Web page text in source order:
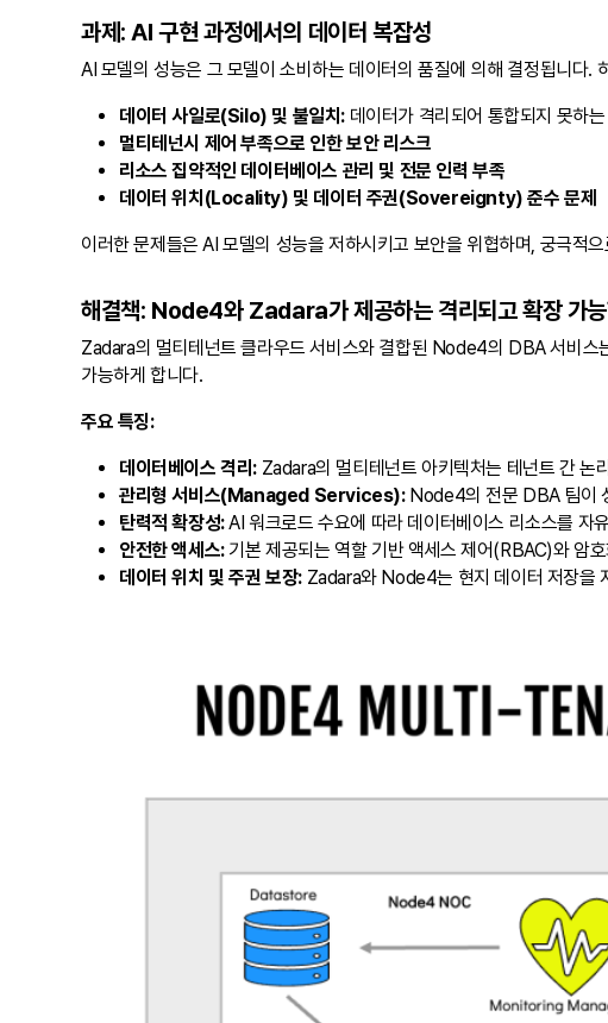
과제: AI 구현 과정에서의 데이터 복잡성
AI 모델의 성능은 그 모델이 소비하는 데이터의 품질에 의해 결정됩니다
데이터 사일로(Silo) 및 불일치: 데이터가 격리되어 통합되지 못하
멀티테넌시 제어 부족으로 인한 보안 리스크
리소스 집약적인 데이터베이스 관리 및 전문 인력 부족
데이터 위치(Locality) 및 데이터 주권(Sovereignty) 준수 문제
이러한 문제들은 AI 모델의 성능을 저하시키고 보안을 위협하며, 궁극적
해결책: Node4와 Zadara가 제공하는 격리되고 확장 가
Zadara의 멀티테넌트 클라우드 서비스와 결합된 Node4의 DBA 서비스
가능하게 합니다.
주요 특징:
데이터베이스 격리: Zadara의 멀티테넌트 아키텍처는 테넌트 간 논
관리형 서비스(Managed Services):Node4의 전문 DBA 팀이
탄력적 확장성:AI 워크로드 수요에 따라 데이터베이스 리소스를 자
안전한 액세스:기본 제공되는 역할 기반 액세스 제어(RBAC)와 암
데이터 위치 및 주권 보장: Zadara와 Node4는 현지 데이터 저장을